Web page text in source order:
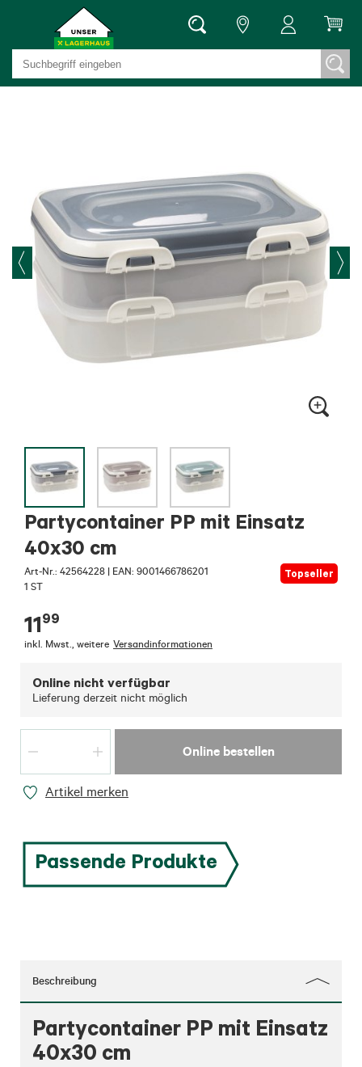
Partycontainer PP mit Einsatz
40x30 cm
Art-Nr.: 42564228 | EAN: 9001466786201
1 ST
Topseller
1199
inkl. Mwst. weitere Versandinformationen
Online nicht verfügbar
Lieferung derzeit nicht möglich
Online bestellen
Artikel merken
Passende Produkte
Beschreibung
Partycontainer PP mit Einsatz
40x30 cm